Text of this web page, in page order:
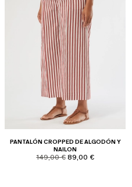
PANTALÓN CROPPED DE ALGODÓN Y
NAILON
product.price.original
149,00 € product.price.sale
89,00 €